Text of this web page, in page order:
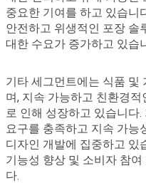
중요한 기여를 하고 있습니
안전하고 위생적인 포장 솔
대한 수요가 증가하고 있습
기타 세그먼트에는 식품 및
며, 지속 가능하고 친환경
로 인해 성장하고 있습니다
요구를 충족하고 지속 가능
디자인 개발에 집중하고 있
기능성 향상 및 소비자 참
다.